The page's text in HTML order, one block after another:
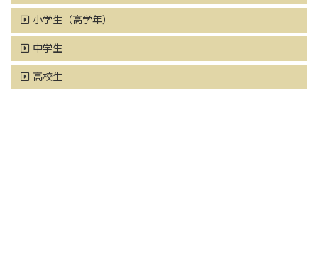
小学生（高学年）
中学生
高校生